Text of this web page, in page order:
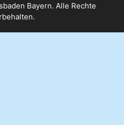
Bayern. Alle Rechte